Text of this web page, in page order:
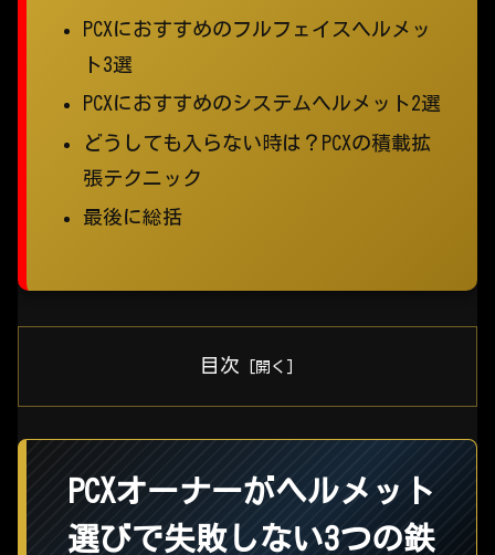
PCXにおすすめのフルフェイスヘルメッ
ト3選
PCXにおすすめのシステムヘルメット2選
どうしても入らない時は？PCXの積載拡
張テクニック
最後に総括
目次
PCXオーナーがヘルメット
選びで失敗しない3つの鉄